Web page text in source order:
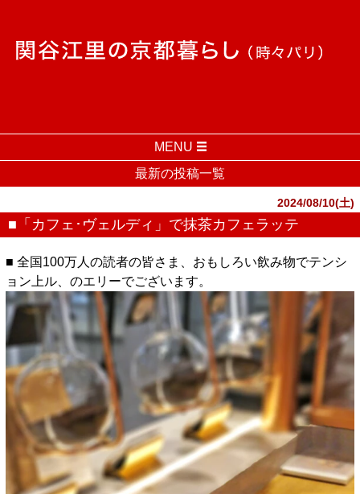
MENU
最新の投稿一覧
2024/08/10(土)
■「カフェ･ヴェルディ」で抹茶カフェラッテ
■ 全国100万人の読者の皆さま、おもしろい飲み物でテンシ
ョン上ル、のエリーでございます。